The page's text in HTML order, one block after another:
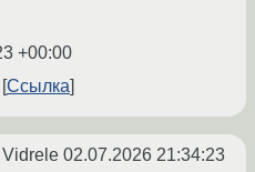
+00:00
Ссылка
Vidrele 02.07.2026 21:34:23